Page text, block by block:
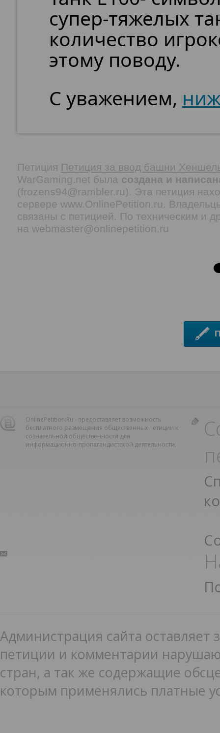
супер-тяжелых
количество
этому поводу.
С уважением,
Петиция Петиция за ввод башни
WarGaming.net была создана и
(frozens94@rambler.ru). Эта петиция
сервере www.OnlinePetition.ru.
связаны с петицией. По техническим и
на webmaster@onlinepetition.ru
OnlinePetition.Ru - предоставляет возможность
бесплатного размещения общественных петиции к
сознательной общественности для
информационно-пропагандистской деятельности.
Администрация сайта оставляет
петиции и комментарии
стран, а так же содержащие
которым применялись платные